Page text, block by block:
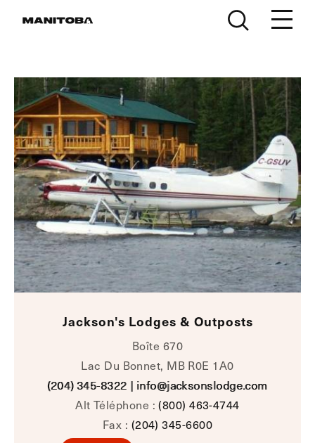
Jackson's Lodges & Outposts
Boîte 670
Lac Du Bonnet, MB R0E 1A0
(204) 345-8322 | info@jacksonslodge.com
Alt Téléphone :(800) 463-4744
Fax : (204) 345-6600